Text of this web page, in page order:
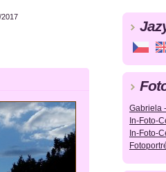
Gabriela
In-Foto-
In-Foto-